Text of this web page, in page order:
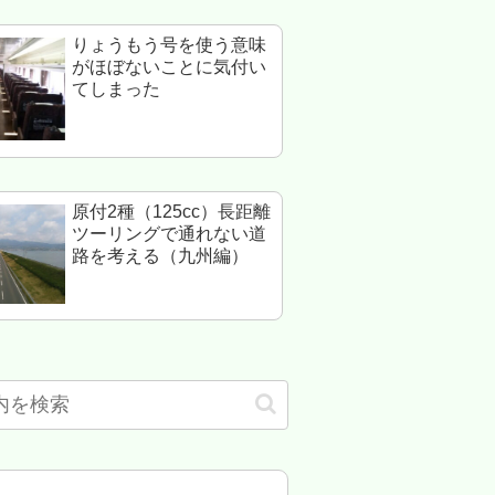
りょうもう号を使う意味
がほぼないことに気付い
てしまった
原付2種（125cc）長距離
ツーリングで通れない道
路を考える（九州編）